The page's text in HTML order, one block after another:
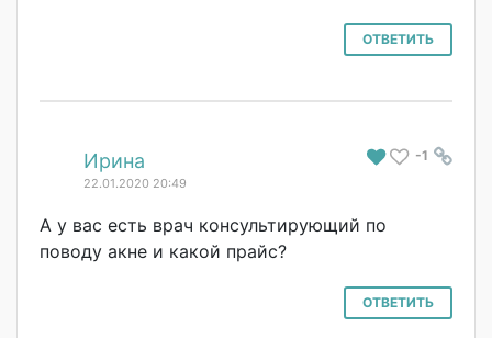
ОТВЕТИТЬ
# -1
Ирина
22.01.2020 20:49
А у вас есть врач консультирующий по
поводу акне и какой прайс?
ОТВЕТИТЬ